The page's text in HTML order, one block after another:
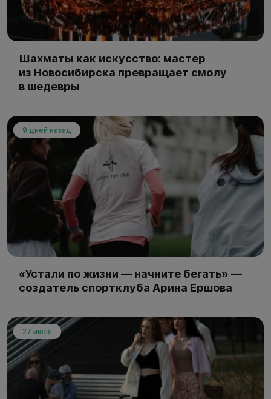
Шахматы как искусство: мастер
из Новосибирска превращает смолу
в шедевры
9 дней назад
«Устали по жизни — начните бегать» —
создатель спортклуба Арина Ершова
27 июля